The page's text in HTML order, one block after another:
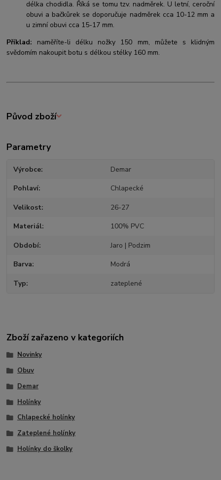
délka chodidla. Říká se tomu tzv. nadměrek. U letní, ceroční
obuvi a bačkůrek se doporučuje nadměrek cca 10-12 mm a
u zimní obuvi cca 15-17 mm.
Příklad: naměříte-li délku nožky 150 mm, můžete s klidným
svědomím nakoupit botu s délkou stélky 160 mm.
Původ zboží
Parametry
Výrobce Demar
Pohlaví Chlapecké
Velikost 26-27
Materiál 100% PVC
Období Jaro | Podzim
Barva Modrá
Typ zateplené
Zboží zařazeno v kategoriích
Novinky
Obuv
Demar
Holínky
Chlapecké holínky
Zateplené holínky
Holínky do školky